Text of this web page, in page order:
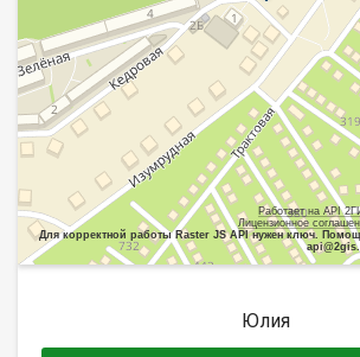
Работает на API
Лицензионное
Для корректной работы Raster JS API нужен ключ.
Юлия